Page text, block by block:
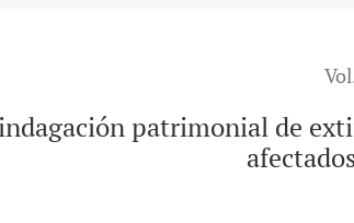
patrimonial de